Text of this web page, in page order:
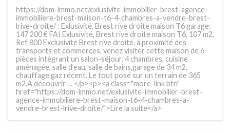
https://dom-immo.net/exlusivite-immobilier-brest-agence-
immobiliere-brest-maison-t6-4-chambres-a-vendre-brest-
lrive-droite/ : Exlusivité, Brest rive droite maison T6 garage:
147 200 € FAI Exlusivité, Brest rive droite maison T6, 107 m2,
Ref 800 Exclusivité Brest rive droite, à proximité des
transports et commerces, venez visiter cette maison de 6
pièces intègrant un salon-séjour, 4 chambres, cuisine
aménagée, salle d’eau, salle de bains,garage de 34 m2,
chauffage gaz récent. Le tout posé sur un terrain de 365
m2.A découvrir … </p><p><a class="more-link btn"
href="https://dom-immo.net/exlusivite-immobilier-brest-
agence-immobiliere-brest-maison-t6-4-chambres-a-
vendre-brest-lrive-droite/">Lire la suite</a>